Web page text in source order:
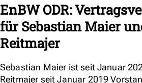
EnBW ODR:
für Sebastian Maier
Reitmajer
Sebastian Maier ist seit Januar
Reitmajer seit Januar 2019